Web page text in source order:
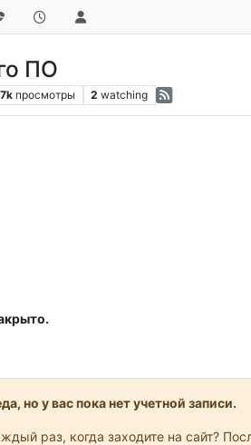
ПО
просмотры 2 watching
но у вас пока нет учетной записи.
раз, когда заходите на сайт?